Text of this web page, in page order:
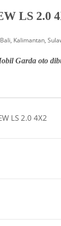
LS 2.0
Kalimantan,
Garda oto
LS 2.0 4X2